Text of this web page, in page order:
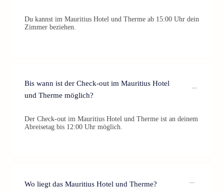
Du kannst im Mauritius Hotel und Therme ab 15:00 Uhr dein
Zimmer beziehen.
Bis wann ist der Check-out im Mauritius Hotel
und Therme möglich?
Der Check-out im Mauritius Hotel und Therme ist an deinem
Abreisetag bis 12:00 Uhr möglich.
Wo liegt das Mauritius Hotel und Therme?